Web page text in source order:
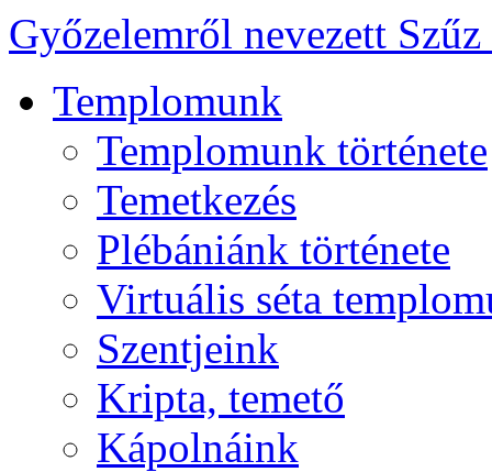
Győzelemről nevezett
Templomunk
Templomunk története
Temetkezés
Plébániánk története
Virtuális séta
Szentjeink
Kripta, temető
Kápolnáink